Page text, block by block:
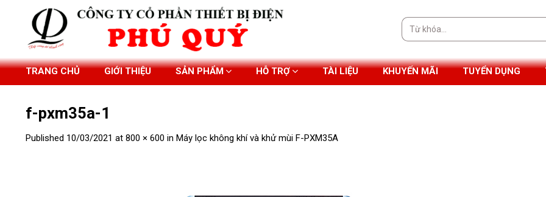
Tìm
kiếm:
TRANG CHỦ GIỚI THIỆU SẢN PHẨM HỖ TRỢ TÀI LIỆU KHUYẾN MÃI TUYỂN DỤNG
f-pxm35a-1
Published 10/03/2021 at 800 × 600 in Máy lọc không khí và khử mùi F-PXM35A